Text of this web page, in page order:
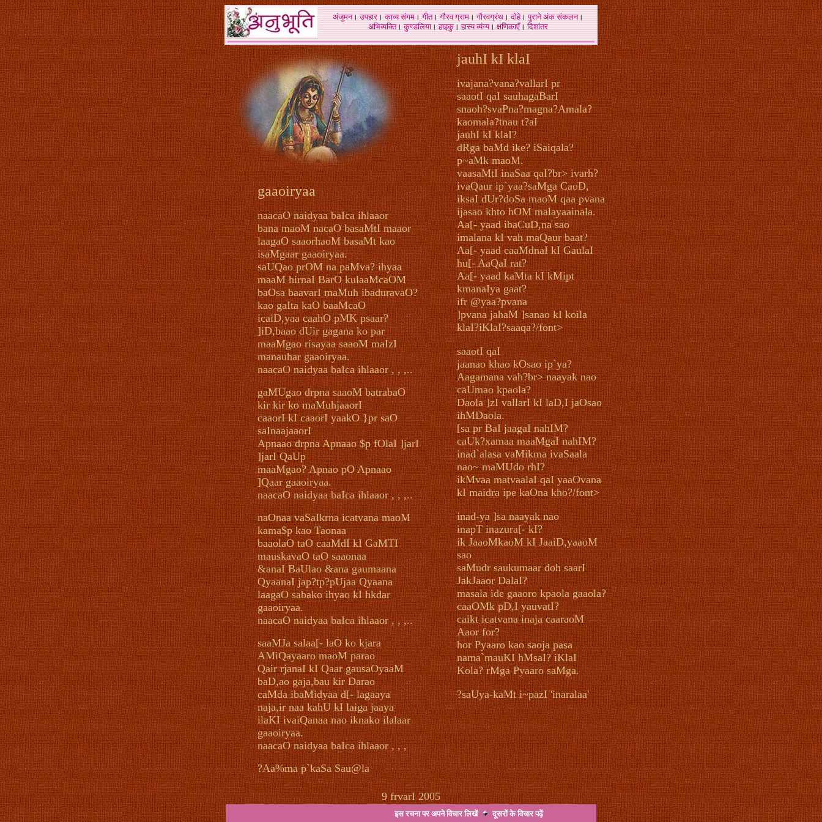
अंजुमन।उपहार।काव्य संगम।गीत।गौरव ग्राम।गौरवग्रंथ।दोहे।पुराने अंक संकलन।
अभिव्यक्ति।कुण्डलिया।हाइकु।हास्य व्यंग्य।क्षणिकाएँ।दिशांतर
gaaoiryaa
naacaO naidyaa baIca ihlaaor
bana maoM nacaO basaMtI maaor
laagaO saaorhaoM basaMt kao
isaMgaar gaaoiryaa.
saUQao prOM na paMva? ihyaa
maaM hirnaI BarO kulaaMcaOM
baOsa baavarI maMuh ibaduravaO?
kao gaIta kaO baaMcaO
icaiD,yaa caahO pMK psaar?
]iD,baao dUir gagana ko par
maaMgao risayaa saaoM maIzI
manauhar gaaoiryaa.
naacaO naidyaa baIca ihlaaor , , ,..
gaMUgao drpna saaoM batrabaO
kir kir ko maMuhjaaorI
caaorI kI caaorI yaakO }pr saO
saInaajaaorI
Apnaao drpna Apnaao $p fOlaI ]jarI
]jarI QaUp
maaMgao? Apnao pO Apnaao
]Qaar gaaoiryaa.
naacaO naidyaa baIca ihlaaor , , ,..
naOnaa vaSaIkrna icatvana maoM
kama$p kao Taonaa
baaolaO taO caaMdI kI GaMTI
mauskavaO taO saaonaa
&anaI BaUlao &ana gaumaana
QyaanaI jap?tp?pUjaa Qyaana
laagaO sabako ihyao kI hkdar
gaaoiryaa.
naacaO naidyaa baIca ihlaaor , , ,..
saaMJa salaa[- laO ko kjara
AMiQayaaro maoM parao
Qair rjanaI kI Qaar gausaOyaaM
baD,ao gaja,bau kir Darao
caMda ibaMidyaa d[- lagaaya
naja,ir naa kahU kI laiga jaaya
ilaKI ivaiQanaa nao iknako ilalaar
gaaoiryaa.
naacaO naidyaa baIca ihlaaor , , ,
?Aa%ma p`kaSa Sau@la
jauhI kI klaI
ivajana?vana?vallarI pr
saaotI qaI sauhagaBarI
snaoh?svaPna?magna?Amala?
kaomala?tnau t?aI
jauhI kI klaI?
dRga baMd ike? iSaiqala?
p~aMk maoM.
vaasaMtI inaSaa qaI?br> ivarh?
ivaQaur ip`yaa?saMga CaoD,
iksaI dUr?doSa maoM qaa pvana
ijasao khto hOM malayaainala.
Aa[- yaad ibaCuD,na sao
imalana kI vah maQaur baat?
Aa[- yaad caaMdnaI kI GaulaI
hu[- AaQaI rat?
Aa[- yaad kaMta kI kMipt
kmanaIya gaat?
ifr @yaa?pvana
]pvana jahaM ]sanao kI koila
klaI?iKlaI?saaqa?/font>
saaotI qaI
jaanao khao kOsao ip`ya?
Aagamana vah?br> naayak nao
caUmao kpaola?
Daola ]zI vallarI kI laD,I jaOsao
ihMDaola.
[sa pr BaI jaagaI nahIM?
caUk?xamaa maaMgaI nahIM?
inad`alasa vaMikma ivaSaala
nao~ maMUdo rhI?
ikMvaa matvaalaI qaI yaaOvana
kI maidra ipe kaOna kho?/font>
inad-ya ]sa naayak nao
inapT inazura[- kI?
ik JaaoMkaoM kI JaaiD,yaaoM
sao
saMudr saukumaar doh saarI
JakJaaor DalaI?
masala ide gaaoro kpaola gaaola?
caaOMk pD,I yauvatI?
caikt icatvana inaja caaraoM
Aaor for?
hor Pyaaro kao saoja pasa
nama`mauKI hMsaI? iKlaI
Kola? rMga Pyaaro saMga.
?saUya-kaMt i~pazI 'inaralaa'
9 frvarI 2005
इस रचना पर अपने विचार लिखें दूसरों के विचारपढ़ें